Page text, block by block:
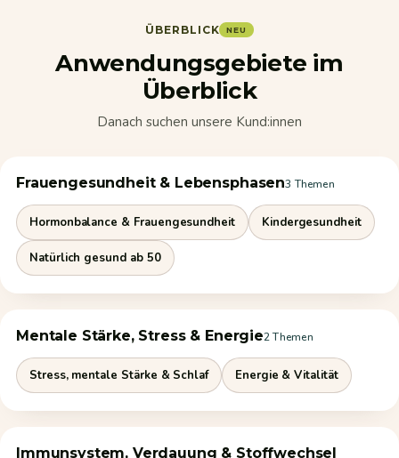
ÜBERBLICK NEU
Anwendungsgebiete im
Überblick
Danach suchen unsere Kund:innen
Frauengesundheit & Lebensphasen3 Themen
Hormonbalance & Frauengesundheit Kindergesundheit
Natürlich gesund ab 50
Mentale Stärke, Stress & Energie2 Themen
Stress, mentale Stärke & Schlaf Energie & Vitalität
Immunsystem, Verdauung & Stoffwechsel